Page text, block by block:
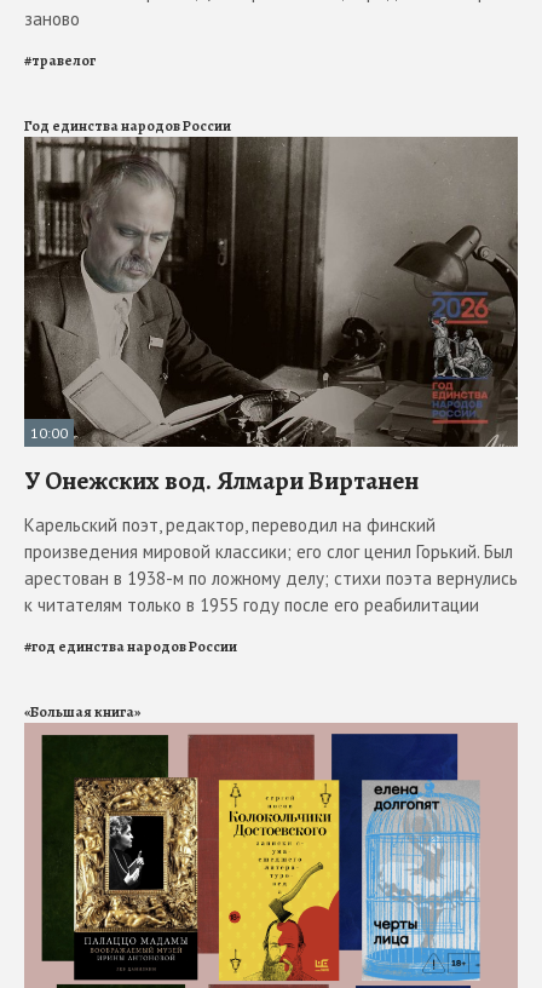
заново
#травелог
Год единства народов России
10:00
У Онежских вод. Ялмари Виртанен
Карельский поэт, редактор, переводил на финский
произведения мировой классики; его слог ценил Горький. Был
арестован в 1938-м по ложному делу; стихи поэта вернулись
к читателям только в 1955 году после его реабилитации
#год единства народов России
«Большая книга»